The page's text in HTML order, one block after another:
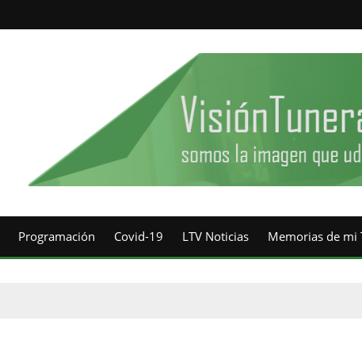
Programación Covid-19 LTV Noticias Memorias de mi